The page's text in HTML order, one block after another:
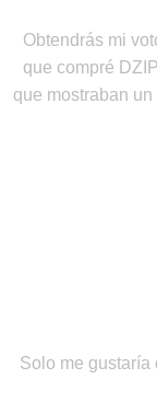
Obtendrás mi
que compré
que mostraban
Solo me gustaría